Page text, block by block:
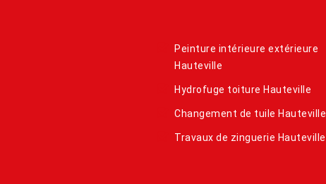
Peinture intérieure extérieure
Hauteville
Hydrofuge toiture Hauteville
Changement de tuile Hauteville
Travaux de zinguerie Hauteville